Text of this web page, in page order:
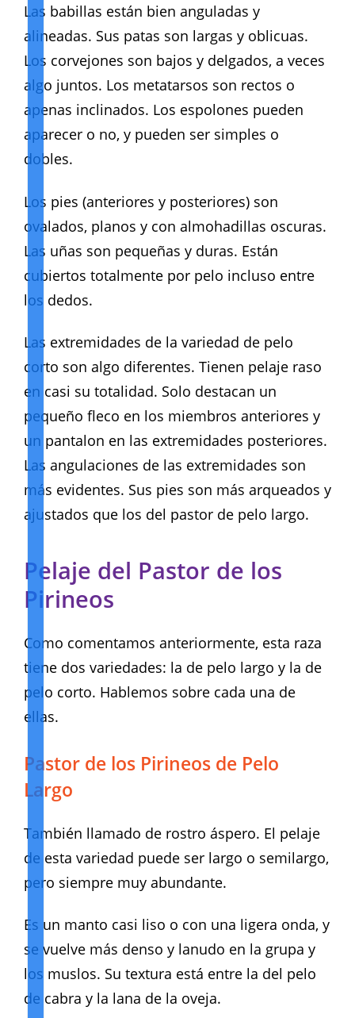
Las babillas están bien anguladas y
alineadas. Sus patas son largas y oblicuas.
Los corvejones son bajos y delgados, a veces
algo juntos. Los metatarsos son rectos o
apenas inclinados. Los espolones pueden
aparecer o no, y pueden ser simples o
dobles.
Los pies (anteriores y posteriores) son
ovalados, planos y con almohadillas oscuras.
Las uñas son pequeñas y duras. Están
cubiertos totalmente por pelo incluso entre
los dedos.
Las extremidades de la variedad de pelo
corto son algo diferentes. Tienen pelaje raso
en casi su totalidad. Solo destacan un
pequeño fleco en los miembros anteriores y
un pantalon en las extremidades posteriores.
Las angulaciones de las extremidades son
más evidentes. Sus pies son más arqueados y
ajustados que los del pastor de pelo largo.
Pelaje del Pastor de los
Pirineos
Como comentamos anteriormente, esta raza
tiene dos variedades: la de pelo largo y la de
pelo corto. Hablemos sobre cada una de
ellas.
Pastor de los Pirineos de Pelo
Largo
También llamado de rostro áspero. El pelaje
de esta variedad puede ser largo o semilargo,
pero siempre muy abundante.
Es un manto casi liso o con una ligera onda, y
se vuelve más denso y lanudo en la grupa y
los muslos. Su textura está entre la del pelo
de cabra y la lana de la oveja.